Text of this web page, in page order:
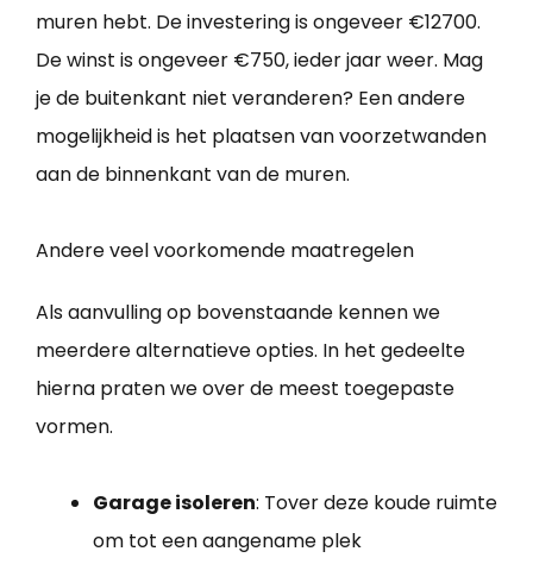
muren hebt. De investering is ongeveer €12700.
De winst is ongeveer €750, ieder jaar weer. Mag
je de buitenkant niet veranderen? Een andere
mogelijkheid is het plaatsen van voorzetwanden
aan de binnenkant van de muren.
Andere veel voorkomende maatregelen
Als aanvulling op bovenstaande kennen we
meerdere alternatieve opties. In het gedeelte
hierna praten we over de meest toegepaste
vormen.
Garage isoleren: Tover deze koude ruimte
om tot een aangename plek